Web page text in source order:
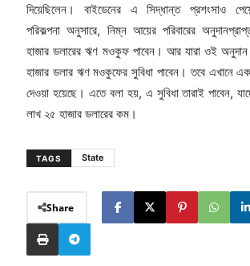
দিয়েছিলেন। বাইডেনের এ সিদ্ধান্ত প্রশংসাও
পরিকল্পনা অনুসারে, নিম্ন আয়ের পরিবারের অনুদানপ্রাপ্ত
হাজার ডলারের ঋণ মওকুফ পাবেন। আর যারা ওই অনুদান
হাজার ডলার ঋণ মওকুফের সুবিধা পাবেন। তবে এখানে
দেওয়া হয়েছে। এতে বলা হয়, এ সুবিধা তারাই পাবেন,
লাখ ২৫ হাজার ডলারের কম।
TAGS State
Share